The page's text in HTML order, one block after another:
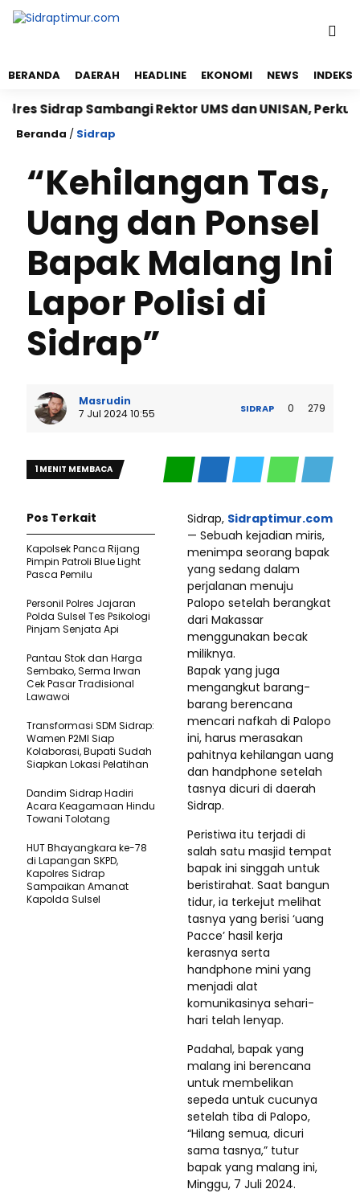
BERANDA DAERAH HEADLINE EKONOMI NEWS INDEKS
Sambangi Rektor UMS dan UNISAN, Perkuat
Beranda / Sidrap
“Kehilangan Tas,
Uang dan Ponsel
Bapak Malang Ini
Lapor Polisi di
Sidrap”
Masrudin
7 Jul 2024 10:55
SIDRAP 0 279
1 MENIT MEMBACA
Sidrap, Sidraptimur.com
— Sebuah kejadian miris,
menimpa seorang bapak
yang sedang dalam
perjalanan menuju
Palopo setelah berangkat
dari Makassar
menggunakan becak
miliknya.
Bapak yang juga
mengangkut barang-
barang berencana
mencari nafkah di Palopo
ini, harus merasakan
pahitnya kehilangan uang
dan handphone setelah
tasnya dicuri di daerah
Sidrap.
Peristiwa itu terjadi di
salah satu masjid tempat
bapak ini singgah untuk
beristirahat. Saat bangun
tidur, ia terkejut melihat
tasnya yang berisi ‘uang
Pacce’ hasil kerja
kerasnya serta
handphone mini yang
menjadi alat
komunikasinya sehari-
hari telah lenyap.
Padahal, bapak yang
malang ini berencana
untuk membelikan
sepeda untuk cucunya
setelah tiba di Palopo,
“Hilang semua, dicuri
sama tasnya,” tutur
bapak yang malang ini,
Minggu, 7 Juli 2024.
Pos Terkait
Kapolsek Panca Rijang
Pimpin Patroli Blue Light
Pasca Pemilu
Personil Polres Jajaran
Polda Sulsel Tes Psikologi
Pinjam Senjata Api
Pantau Stok dan Harga
Sembako, Serma Irwan
Cek Pasar Tradisional
Lawawoi
Transformasi SDM Sidrap:
Wamen P2MI Siap
Kolaborasi, Bupati Sudah
Siapkan Lokasi Pelatihan
Dandim Sidrap Hadiri
Acara Keagamaan Hindu
Towani Tolotang
HUT Bhayangkara ke-78
di Lapangan SKPD,
Kapolres Sidrap
Sampaikan Amanat
Kapolda Sulsel